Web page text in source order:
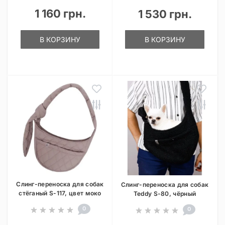
1 160 грн.
В КОРЗИНУ
1 530 грн.
В КОРЗИНУ
Слинг-переноска для собак
стёганый S-117, цвет моко
0
Слинг-переноска для собак
Teddy S-80, чёрный
0